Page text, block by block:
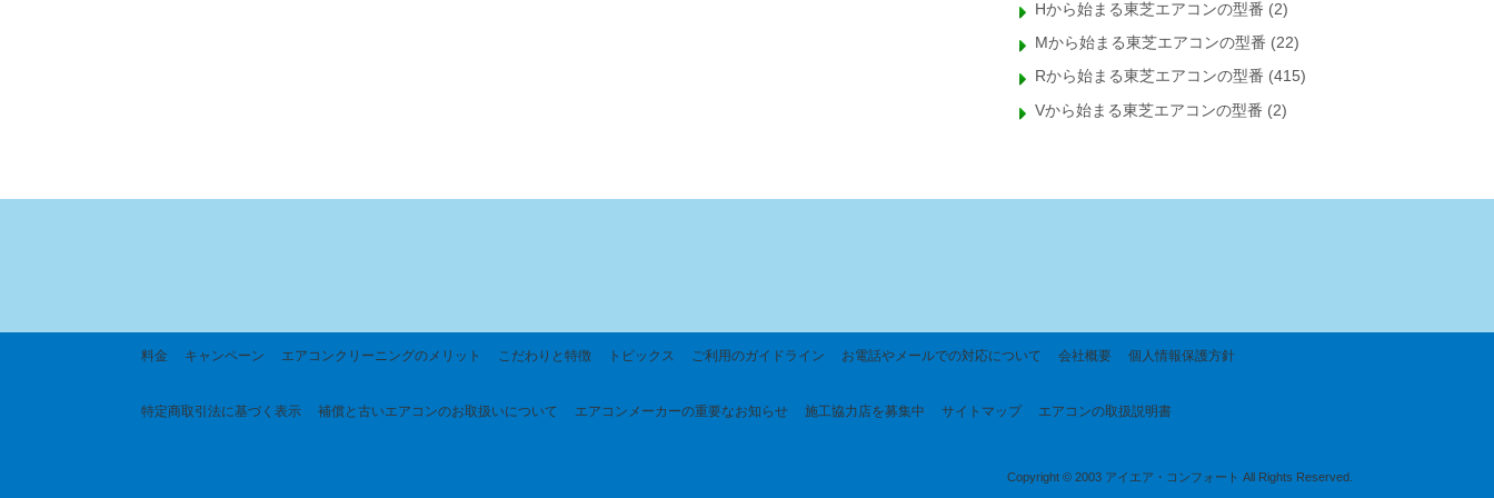
Hから始まる東芝エアコンの型番 (2)
Mから始まる東芝エアコンの型番 (22)
Rから始まる東芝エアコンの型番 (415)
Vから始まる東芝エアコンの型番 (2)
料金 キャンペーン エアコンクリーニングのメリット こだわりと特徴 トピックス ご利用のガイドライン お電話やメールでの対応について 会社概要 個人情報保護方針
特定商取引法に基づく 表示 補償と古いエアコンのお取扱いについて エアコンメーカーの重要なお知らせ 施工協力店を募集中 サイトマップ エアコンの取扱説明書
Copyright © 2003 アイエア・コンフォート All Rights Reserved.